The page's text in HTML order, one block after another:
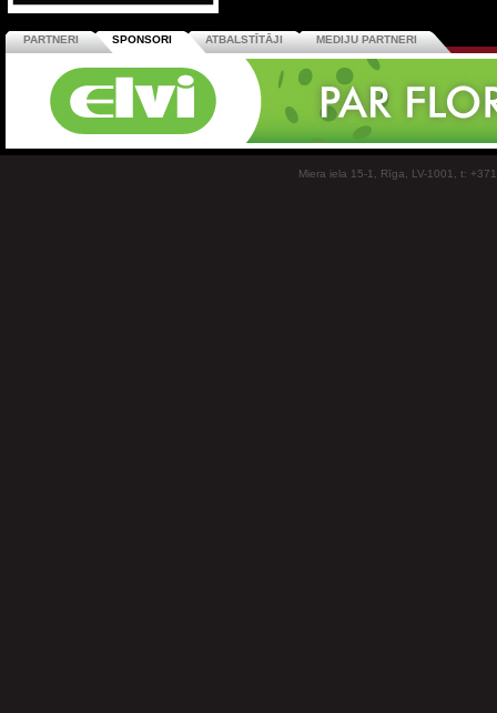
PARTNERI SPONSORI ATBALSTĪTĀJI MEDIJU PARTNERI
Miera iela 15-1, Rīga, LV-1001, t: